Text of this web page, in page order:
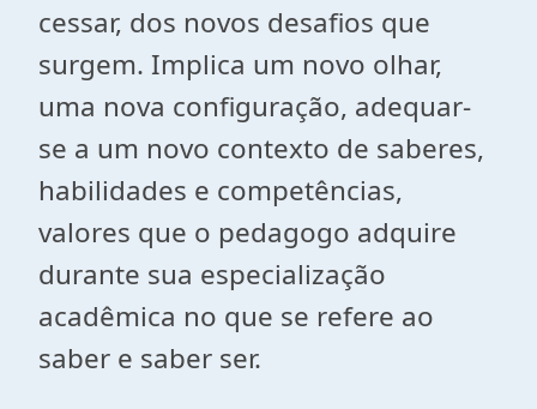
cessar, dos novos desafios que
surgem. Implica um novo olhar,
uma nova configuração, adequar-
se a um novo contexto de saberes,
habilidades e competências,
valores que o pedagogo adquire
durante sua especialização
acadêmica no que se refere ao
saber e saber ser.